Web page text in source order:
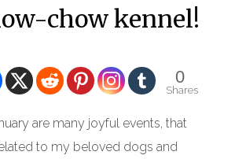
chow kennel!
0
Shares
are many joyful events, that
to my beloved dogs and